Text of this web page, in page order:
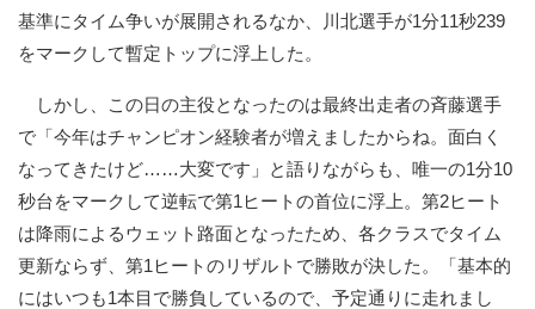
基準にタイム争いが展開されるなか、川北選手が1分11秒239
をマークして暫定トップに浮上した。
しかし、この日の主役となったのは最終出走者の斉藤選手
で「今年はチャンピオン経験者が増えましたからね。面白く
なってきたけど……大変です」と語りながらも、唯一の1分10
秒台をマークして逆転で第1ヒートの首位に浮上。第2ヒート
は降雨によるウェット路面となったため、各クラスでタイム
更新ならず、第1ヒートのリザルトで勝敗が決した。「基本的
にはいつも1本目で勝負しているので、予定通りに走れまし